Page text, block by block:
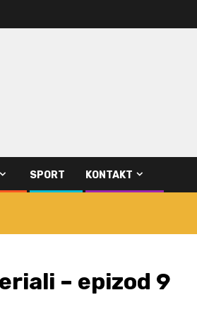
SPORT KONTAKT
– epizod 9